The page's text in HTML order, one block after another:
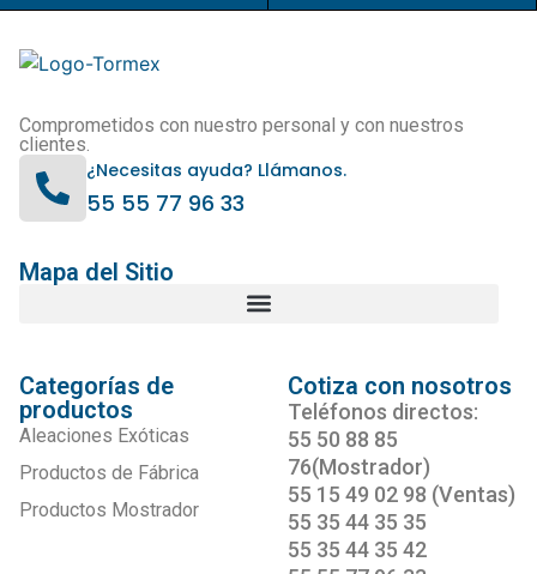
Comprometidos con nuestro personal y con nuestros
clientes.
¿Necesitas ayuda? Llámanos.
55 55 77 96 33
Mapa del Sitio
Categorías de
productos
Aleaciones Exóticas
Productos de Fábrica
Productos Mostrador
Cotiza con nosotros
Teléfonos directos:
55 50 88 85
76(Mostrador)
55 15 49 02 98 (Ventas)
55 35 44 35 35
55 35 44 35 42